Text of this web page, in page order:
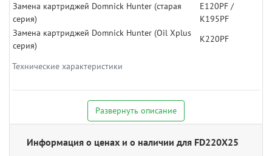
Технические характеристики
Замена картриджей Domnick Hunter (старая
серия)
E120PF /
K195PF
Замена картриджей Domnick Hunter (Oil Xplus
серия)
K220PF
Развернуть описание
Информация о ценах и о наличии для FD220X25